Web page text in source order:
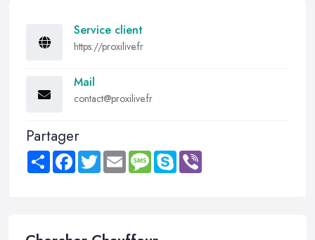
Service client
https://proxilive.fr
Mail
contact@proxilive.fr
Partager
Share FacebookTwitter Email MessageSkype